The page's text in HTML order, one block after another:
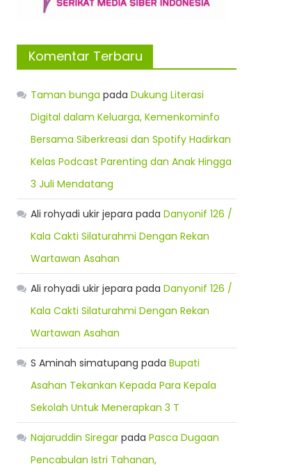
Komentar Terbaru
Taman bunga padaDukung Literasi
Digital dalam Keluarga, Kemenkominfo
Bersama Siberkreasi dan Spotify Hadirkan
Kelas Podcast Parenting dan Anak Hingga
3 Juli Mendatang
Ali rohyadi ukir jepara padaDanyonif 126 /
Kala Cakti Silaturahmi Dengan Rekan
Wartawan Asahan
Ali rohyadi ukir jepara padaDanyonif 126 /
Kala Cakti Silaturahmi Dengan Rekan
Wartawan Asahan
S Aminah simatupang padaBupati
Asahan Tekankan Kepada Para Kepala
Sekolah Untuk Menerapkan 3 T
Najaruddin Siregar padaPasca Dugaan
Pencabulan Istri Tahanan,